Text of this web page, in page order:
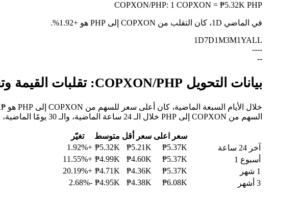
COPXON/PHP: 1 COPXON = ₱5.32K PHP
في الماضي 1D، كان التقلب من COPXON إلى PHP هو +1.92%
.
1D7D1M3M1YALL
--
--
--
بيانات التحويل COPXON/PHP: تقلبات القيمة وتغييرات الأسعار من COPXON إلى PHP
السهم من COPXON إلى PHP خلال الـ 24 ساعة الماضية، والـ 30 يومًا الماضية، والـ 90 يومًا الماضية.
سعر اعلى سعر أقل متوسط
تغيّر
آخر 24 ساعة
₱5.37K
₱5.21K
₱5.32K
+1.92%
أسبوع 1
₱5.37K
₱4.60K
₱4.99K
+11.55%
1 شهر
₱5.37K
₱4.36K
₱4.71K
+20.19%
3 أشهر
₱6.08K
₱4.38K
₱4.95K
-2.68%